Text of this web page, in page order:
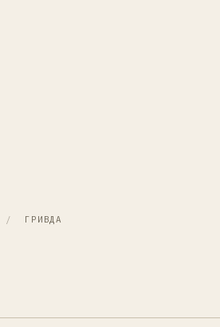
/ ГРИВДА